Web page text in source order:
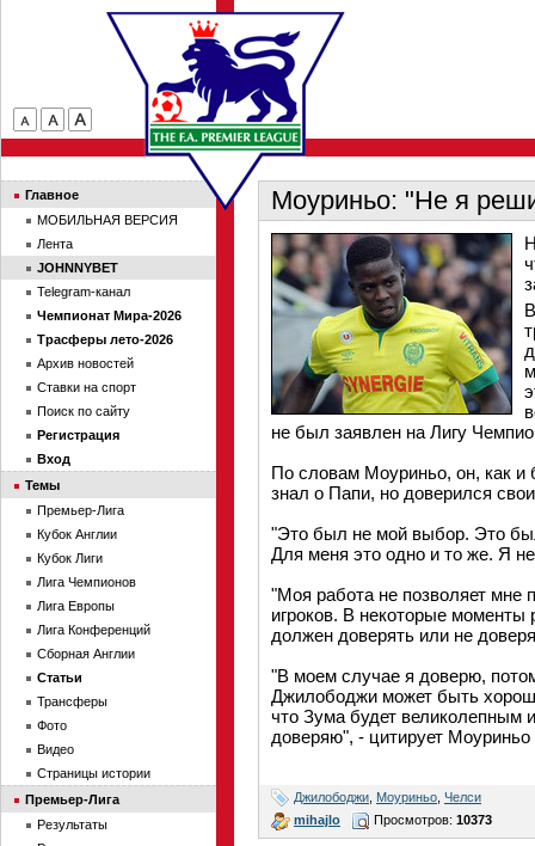
Моуриньо: "Не я
не был заявлен на Лигу
По словам Моуриньо, он, как и
знал о Папи, но доверился
"Это был не мой выбор. Это
Для меня это одно и то же. Я не
"Моя работа не позволяет мне
игроков. В некоторые моменты
должен доверять или не
"В моем случае я доверю,
Джилободжи может быть
что Зума будет великолепным
доверяю", - цитирует Моуриньо
Джилободжи Моуриньо Челси
mihajlo
Просмотров: 10373
Главное
МОБИЛЬНАЯ ВЕРСИЯ
Лента
JOHNNYBET
Telegram-канал
Чемпионат Мира-2026
Трасферы лето-2026
Архив новостей
Ставки на спорт
Поиск по сайту
Регистрация
Вход
Темы
Премьер-Лига
Кубок Англии
Кубок Лиги
Лига Чемпионов
Лига Европы
Лига Конференций
Сборная Англии
Статьи
Трансферы
Фото
Видео
Страницы истории
Премьер-Лига
Результаты